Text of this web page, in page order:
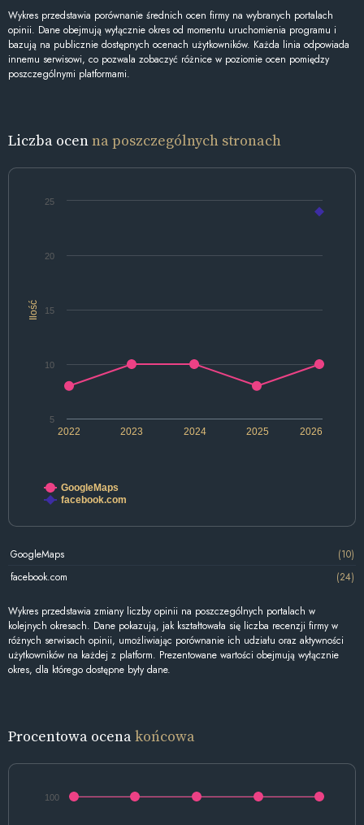
Wykres przedstawia porównanie średnich ocen firmy na wybranych portalach
opinii. Dane obejmują wyłącznie okres od momentu uruchomienia programu i
bazują na publicznie dostępnych ocenach użytkowników. Każda linia odpowiada
innemu serwisowi, co pozwala zobaczyć różnice w poziomie ocen pomiędzy
poszczególnymi platformami.
Liczba ocenna poszczególnych stronach
Ilość
2022 2024 2026
2023 2025
5
10
15
20
25
GoogleMaps
facebook.com
GoogleMaps
(10)
facebook.com
(24)
Wykres przedstawia zmiany liczby opinii na poszczególnych portalach w
kolejnych okresach. Dane pokazują, jak kształtowała się liczba recenzji firmy w
różnych serwisach opinii, umożliwiając porównanie ich udziału oraz aktywności
użytkowników na każdej z platform. Prezentowane wartości obejmują wyłącznie
okres, dla którego dostępne były dane.
Procentowa ocenakońcowa
100